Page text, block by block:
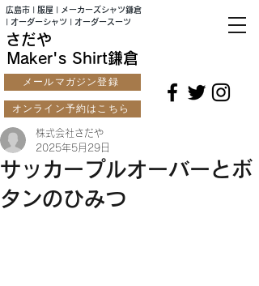
さだや
オンライン予約はこちら
メールマガジン登録
Maker's Shirt鎌倉
広島市 | 服屋 | メーカーズシャツ鎌倉
| オーダーシャツ | オーダースーツ
サッカープルオーバーとボ
タンのひみつ
株式会社さだや
2025年5月29日